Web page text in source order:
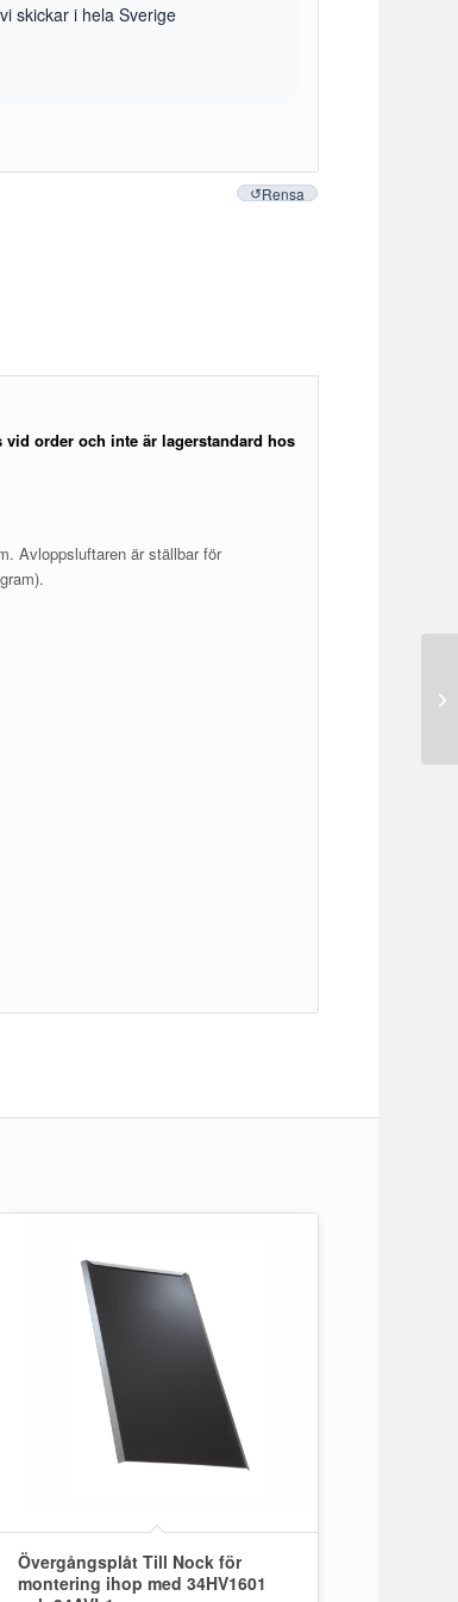
Rensa
skickar i hela Sverige
order och inte är lagerstandard hos
Avloppsluftaren är ställbar för
Övergångsplåt Till Nock för
montering ihop med 34HV1601